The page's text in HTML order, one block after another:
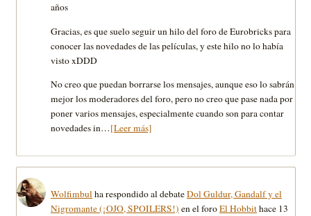
años
Gracias, es que suelo seguir un hilo del foro de Eurobricks para
conocer las novedades de las películas, y este hilo no lo había
visto xDDD
No creo que puedan borrarse los mensajes, aunque eso lo sabrán
mejor los moderadores del foro, pero no creo que pase nada por
poner varios mensajes, especialmente cuando son para contar
novedades in…[Leer más]
Wolfimbulha respondido al debateDol Guldur, Gandalf y el
Nigromante (¡OJO, SPOILERS!) en el foroEl Hobbithace 13